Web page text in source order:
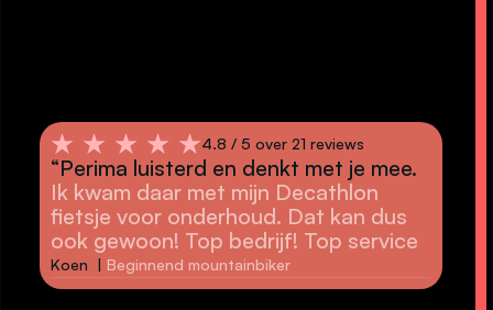
4.8 / 5 over 21 reviews
“Perima luisterd en denkt met je mee.
Ik kwam daar met mijn Decathlon
fietsje voor onderhoud. Dat kan dus
ook gewoon! Top bedrijf! Top service
Koen | Beginnend mountainbiker